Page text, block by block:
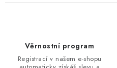
Věrnostní program
Registrací v našem e-shopu